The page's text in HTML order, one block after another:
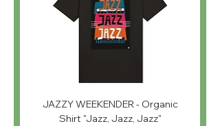
JAZZY WEEKENDER - Organic
Shirt "Jazz, Jazz, Jazz"